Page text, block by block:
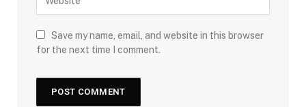
Save my name, email, and website in this browser
for the next time I comment.